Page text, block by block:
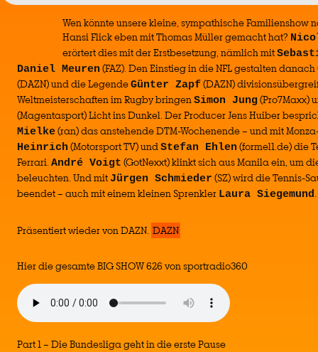
Wen könnte unsere kleine, sympathische Familienshow
Hansi Flick eben mit Thomas Müller gemacht hat?
erörtert dies mit der Erstbesetzung, nämlich mit
Daniel Meuren (FAZ). Den Einstieg in die NFL gestalten danach
(DAZN) und die LegendeGünter Zapf(DAZN)
Weltmeisterschaften im Rugby bringenSimon Jung(Pro7Maxx)
(Magentasport) Licht ins Dunkel. Der Producer Jens Huiber
Mielke(ran) das anstehende DTM-Wochenende – und mit
Heinrich (Motorsport TV) undStefan Ehlen (formel1.de) die
Ferrari.André Voigt (GotNexxt) klinkt sich aus Manila ein, um
beleuchten. Und mitJürgen Schmieder (SZ) wird die Tennis-
beendet – auch mit einem kleinen Sprenkler Laura Siegemund.
Präsentiert wieder von DAZN. DAZN
Hier die gesamte BIG SHOW 626 von sportradio360
Part 1 – Die Bundesliga geht in die erste Pause